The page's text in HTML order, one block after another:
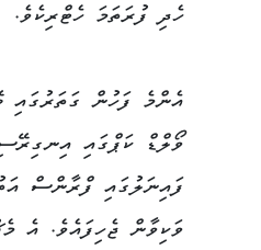
ހެދި ފުރަތަމަ ހެޓްރިކެވެ.
ވޯލްޑް ކަޕްގައި
ފައިނަލުގައި ފްރާންސް
ވަކިވާން ޖެހިފައެވެ. އެ